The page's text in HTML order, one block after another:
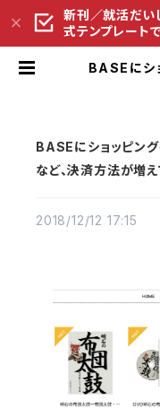
新刊／就活だい
式テンプレート
BASEにシ
BASEにショッピング
など、決済方法が増
2018/12/12 17:15